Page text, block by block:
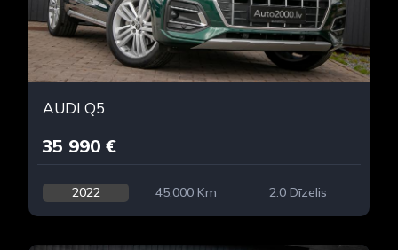
AUDI Q5
35 990 €
2022 45,000 Km 2.0 Dīzelis